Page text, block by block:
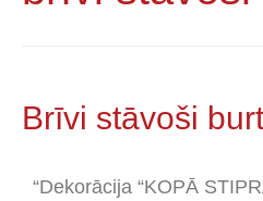
Brīvi stāvoši
“Dekorācija “KOPĀ